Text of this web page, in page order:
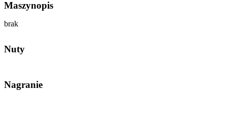
Maszynopis
brak
Nuty
Nagranie